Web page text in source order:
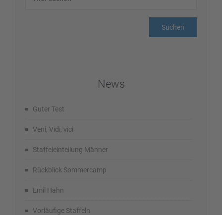
News
Guter Test
Veni, Vidi, vici
Staffeleinteilung Männer
Rückblick Sommercamp
Emil Hahn
Vorläufige Staffeln